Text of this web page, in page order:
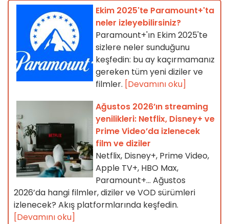
Ekim 2025'te Paramount+'ta
neler izleyebilirsiniz?
Paramount+'ın Ekim 2025'te
sizlere neler sunduğunu
keşfedin: bu ay kaçırmamanız
gereken tüm yeni diziler ve
filmler. [Devamını oku]
Ağustos 2026’ın streaming
yenilikleri: Netflix, Disney+ ve
Prime Video’da izlenecek
film ve diziler
Netflix, Disney+, Prime Video,
Apple TV+, HBO Max,
Paramount+… Ağustos
2026’da hangi filmler, diziler ve VOD sürümleri
izlenecek? Akış platformlarında keşfedin.
[Devamını oku]